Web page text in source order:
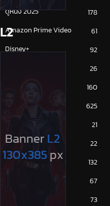
ดูหนัง 2025
178
Amazon Prime Video
61
Disney+
92
26
160
625
21
ซีรีย์ญี่ปุ่น
22
ซีรีย์ฝรั่ง
132
67
73
L2